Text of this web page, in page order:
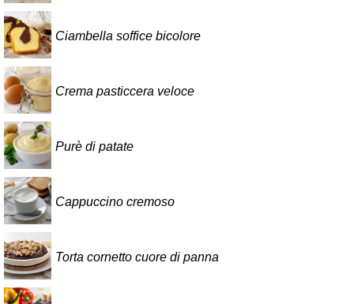
Ciambella soffice bicolore
Crema pasticcera veloce
Purè di patate
Cappuccino cremoso
Torta cornetto cuore di panna